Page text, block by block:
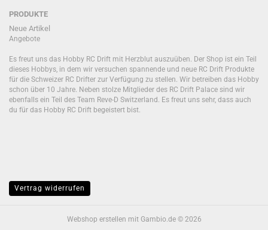
PRODUKTE
Neue Artikel
Angebote
Es freut uns das Hobby RC Drift mit Herzblut auszuüben. Der Shop ist ein Teil
dieses Hobbys, in dem wir versuchen spannende und neue RC Drift Produkte
für die Schweizer RC Drifter zur Verfügung zu stellen. Wir betreiben das Hobby
schon über 10 Jahre. Neben stolze Mitglieder des RC Drift Palace sind wir
ebenfalls ein Teil des Team Reve-D Switzerland. Es freut uns sehr, dass auch
du für das Hobby RC Drift begeistert bist.
Vertrag widerrufen
Webshop erstellen mit Gambio.de © 2026